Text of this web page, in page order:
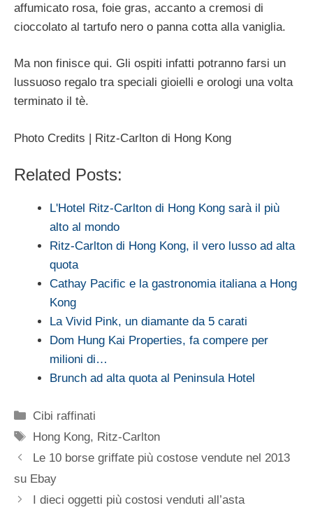
affumicato rosa, foie gras, accanto a cremosi di
cioccolato al tartufo nero o panna cotta alla vaniglia.
Ma non finisce qui. Gli ospiti infatti potranno farsi un
lussuoso regalo tra speciali gioielli e orologi una volta
terminato il tè.
Photo Credits | Ritz-Carlton di Hong Kong
Related Posts:
L'Hotel Ritz-Carlton di Hong Kong sarà il più
alto al mondo
Ritz-Carlton di Hong Kong, il vero lusso ad alta
quota
Cathay Pacific e la gastronomia italiana a Hong
Kong
La Vivid Pink, un diamante da 5 carati
Dom Hung Kai Properties, fa compere per
milioni di…
Brunch ad alta quota al Peninsula Hotel
Categorie
Cibi raffinati
Tag
Hong Kong, Ritz-Carlton
Le 10 borse griffate più costose vendute nel 2013
su Ebay
I dieci oggetti più costosi venduti all’asta